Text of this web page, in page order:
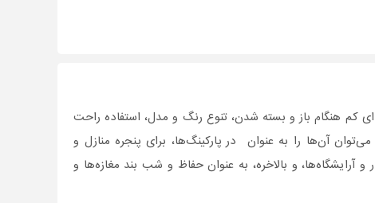
کم هنگام باز و بسته شدن، تنوع رنگ و مدل، استفاده راحت
آن‌ها را به عنوان در ‌پارکینگ‌ها، برای پنجره منازل و
آرایشگاه‌ها، و بالاخره، به عنوان حفاظ و شب بند مغازه‌ها و